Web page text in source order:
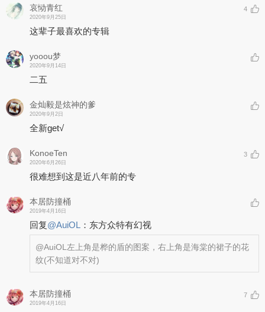
哀恸青红
2020年9月25日
4
这辈子最喜欢的专辑
yooou梦
2020年9月14日
二五
金灿毅是炫神的爹
2020年9月2日
全新get√
KonoeTen
2020年6月26日
3
很难想到这是近八年前的专
本居防撞桶
2019年4月16日
回复@AuiOL ： 东方众特有幻视
@AuiOL 左上角是桦的盾的图案，右上角是海棠的裙子的花
纹(不知道对不对)
本居防撞桶
2019年4月16日
7